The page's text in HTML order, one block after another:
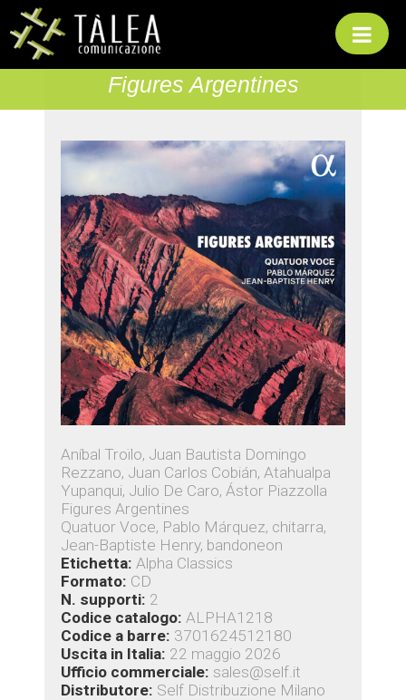
Skip
to
content
Figures Argentines
Aníbal Troïlo, Juan Bautista Domingo
Rezzano, Juan Carlos Cobián, Atahualpa
Yupanqui, Julio De Caro, Ástor Piazzolla
Figures Argentines
Quatuor Voce, Pablo Márquez, chitarra,
Jean-Baptiste Henry, bandoneon
Etichetta: Alpha Classics
Formato: CD
N. supporti: 2
Codice catalogo: ALPHA1218
Codice a barre: 3701624512180
Uscita in Italia: 22 maggio 2026
Ufficio commerciale: sales@self.it
Distributore: Self Distribuzione Milano